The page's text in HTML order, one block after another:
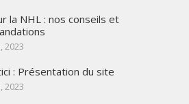
la NHL : nos conseils et
2023
: Présentation du site
2023